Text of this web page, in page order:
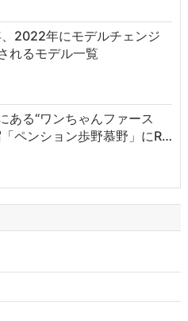
2022年にモデルチェンジ
れるモデル一覧
ある“ワンちゃんファース
「ペンション歩野慕野」にR…